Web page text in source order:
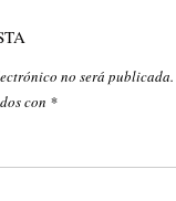
no será publicada.
con *